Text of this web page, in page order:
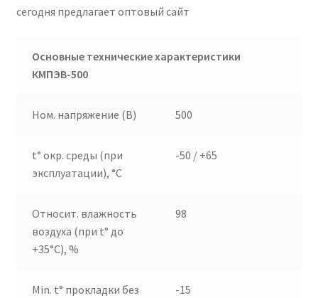
сегодня предлагает оптовый сайт
Основные технические характеристики
КМПЭВ-500
Ном. напряжение (В) 500
t° окр. среды (при
эксплуатации), °C
-50 / +65
Относит. влажность
воздуха (при t° до
+35°C), %
98
Min. t° прокладки без
-15